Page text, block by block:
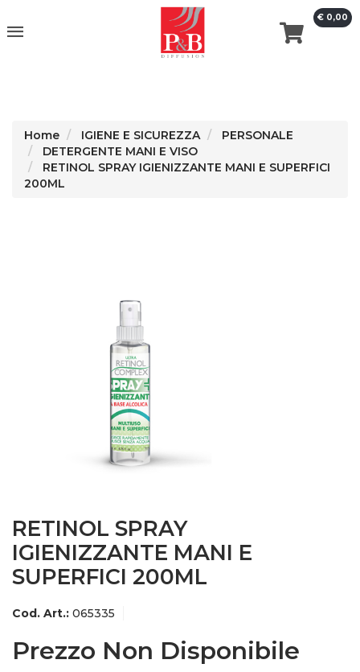
€ 0,00
Home IGIENE E SICUREZZA
PERSONALE
DETERGENTE MANI E VISO
RETINOL SPRAY IGIENIZZANTE MANI E SUPERFICI
200ML
RETINOL SPRAY
IGIENIZZANTE MANI E
SUPERFICI 200ML
Cod. Art.: 065335
Prezzo Non Disponibile